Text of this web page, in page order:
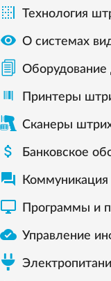
 Технология
 О системах
Оборудование
Принтеры
Сканеры
 Банковское
 Коммуникация
 Программы и
 Управление